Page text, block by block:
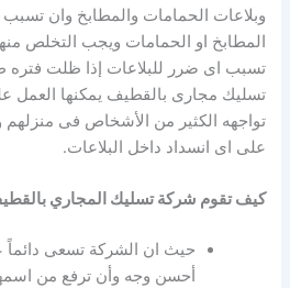
وبلاعات الحمامات والمطابخ وان تسبب
المطابخ او الحمامات ويجب التخلص
تسبب اى ضرر للبلاعات إذا ظلت
تسليك مجارى بالقطيف يمكنها العمل
تواجهه الكثير من الأشخاص فى منزلهم
على اى انسداد داخل البلاعات.
كيف تقوم شركة تسليك المجاري
حيث ان الشركة تسعى دائماً
أحسن وجه وأن ترفع من